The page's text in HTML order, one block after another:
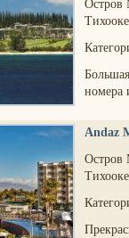
Остров
номера
Andaz
Остров